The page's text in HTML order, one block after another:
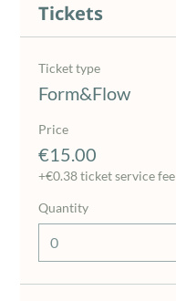
Tickets
Ticket type
Form&Flow
Price
€15.00
+€0.38 ticket service fee
Quantity